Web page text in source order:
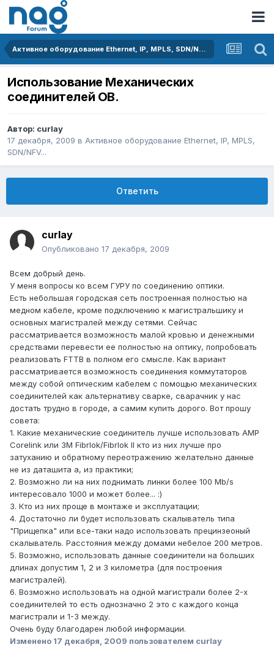
Активное оборудование Ethernet, IP, MPLS, SDN/NFV...
Использование Механических
соединителей ОВ.
Автор: curlay
17 декабря, 2009 в Активное оборудование Ethernet, IP, MPLS,
SDN/NFV...
Ответить
curlay
Опубликовано 17 декабря, 2009
Всем добрый день.
У меня вопросы ко всем ГУРУ по соединению оптики.
Есть небольшая городская сеть построенная полностью на
медном кабеле, кроме подключению к магистральшику и
основных магистралей между сетями. Сейчас
рассматривается возможность малой кровью и денежными
средствами перевести ее полностью на оптику, попробовать
реализовать FTTB в полном его смысле. Как вариант
рассматривается возможность соединения коммутаторов
между собой оптическим кабелем с помощью механических
соединителей как альтернативу сварке, сварачник у нас
достать трудно в городе, а самим купить дорого. Вот прошу
совета:
1. Какие механические соединитель лучше использовать AMP
Corelink или 3M Fibrlok/Fibrlok II кто из них лучше про
затуханию и обратному переотражению желательно данные
не из даташита а, из практики;
2. Возможно ли на них поднимать линки более 100 Mb/s
интересовало 1000 и может более... :)
3. Кто из них проще в монтаже и эксплуатации;
4. Достаточно ли будет использовать скалыватель типа
"Прищепка" или все-таки надо использовать прецинзеоный
скалыватель. Расстояния между домами небелое 200 метров.
5. Возможно, использовать данные соединители на больших
длинах допустим 1, 2 и 3 километра (для построения
магистралей).
6. Возможно использовать на одной магистрали более 2-х
соединителей то есть однозначно 2 это с каждого конца
магистрали и 1-3 между.
Очень буду благодарен любой информации.
Изменено 17 декабря, 2009 пользователем curlay